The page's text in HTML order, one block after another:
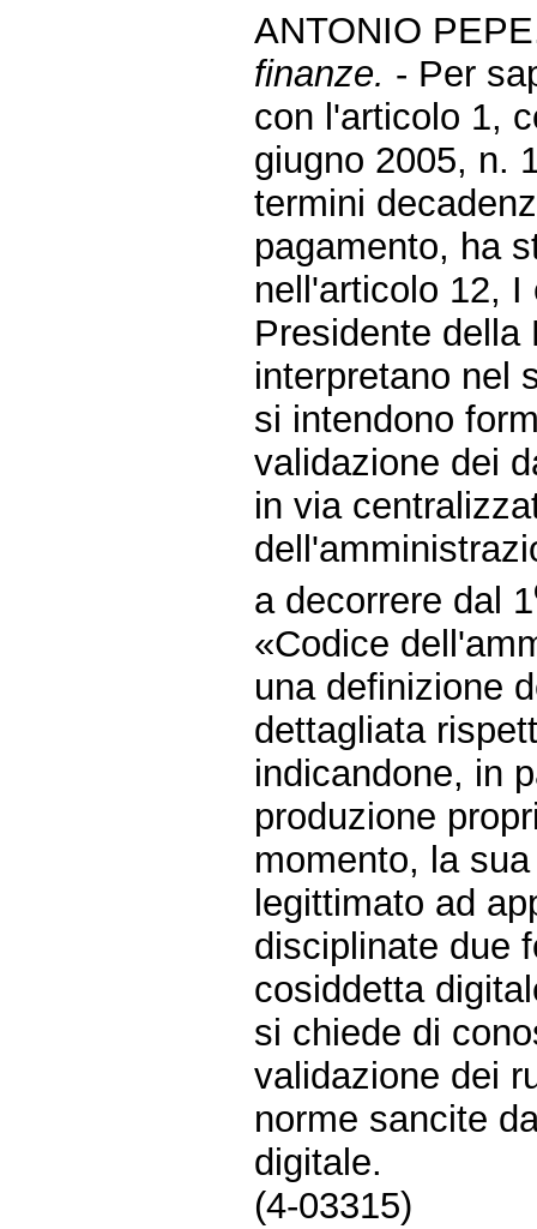
ANTONIO
finanze. - Per
con l'articolo 1,
giugno 2005, n.
termini
pagamento, ha
nell'articolo 12,
Presidente della
interpretano nel
si intendono
validazione dei
in via
a decorrere dal 1
«Codice
una definizione
dettagliata
indicandone, in
produzione
momento, la
legittimato ad
disciplinate due
cosiddetta
si chiede di
validazione dei
norme sancite
digitale.
(4-03315)